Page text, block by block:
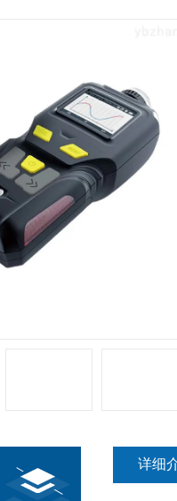
详细